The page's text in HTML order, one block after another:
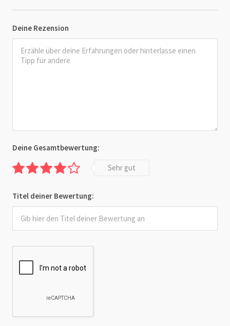
Deine Rezension
Deine Gesamtbewertung:
Sehr gut
Titel deiner Bewertung: